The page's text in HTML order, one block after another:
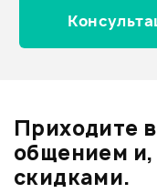
Оценка5
Оценка4
Оценка1
Приходите
общением
скидками.